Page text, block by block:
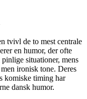
tvivl de to mest centrale
en humor, der ofte
situationer, mens
ironisk tone. Deres
komiske timing har
dansk humor.